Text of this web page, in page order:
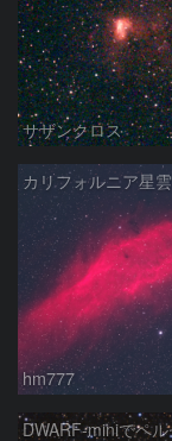
サザンクロス
カリフォルニア星雲
hm777